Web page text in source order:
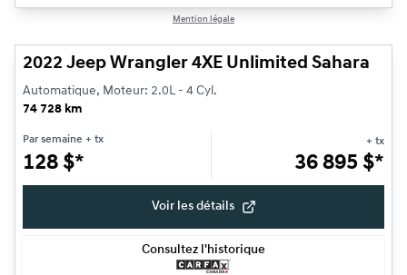
Mention légale
2022 Jeep Wrangler 4XE Unlimited Sahara
Automatique, Moteur: 2.0L - 4 Cyl.
74 728 km
Par semaine + tx
128 $*
+ tx
36 895 $*
Voir les détails
Consultez l'historique